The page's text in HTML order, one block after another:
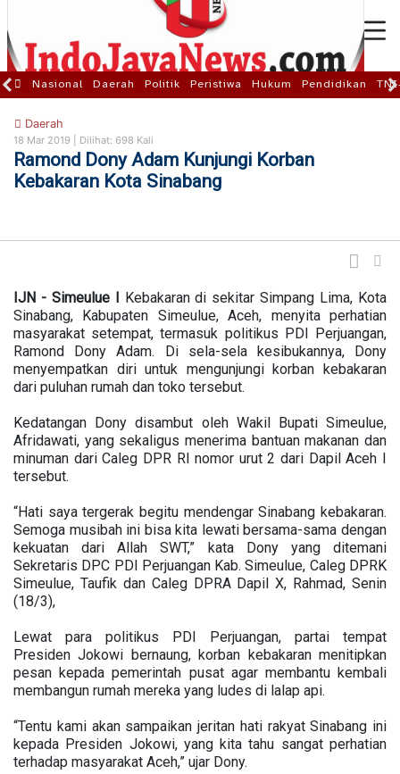
Nasional Daerah Politik Peristiwa Hukum Pendidikan
Daerah
18 Mar 2019 | Dilihat: 698 Kali
Ramond Dony Adam Kunjungi Korban
Kebakaran Kota Sinabang
IJN - Simeulue I Kebakaran di sekitar Simpang Lima, Kota
Sinabang, Kabupaten Simeulue, Aceh, menyita perhatian
masyarakat setempat, termasuk politikus PDI Perjuangan,
Ramond Dony Adam. Di sela-sela kesibukannya, Dony
menyempatkan diri untuk mengunjungi korban kebakaran
dari puluhan rumah dan toko tersebut.
Kedatangan Dony disambut oleh Wakil Bupati Simeulue,
Afridawati, yang sekaligus menerima bantuan makanan dan
minuman dari Caleg DPR RI nomor urut 2 dari Dapil Aceh I
tersebut.
“Hati saya tergerak begitu mendengar Sinabang kebakaran.
Semoga musibah ini bisa kita lewati bersama-sama dengan
kekuatan dari Allah SWT,” kata Dony yang ditemani
Sekretaris DPC PDI Perjuangan Kab. Simeulue, Caleg DPRK
Simeulue, Taufik dan Caleg DPRA Dapil X, Rahmad, Senin
(18/3),
Lewat para politikus PDI Perjuangan, partai tempat
Presiden Jokowi bernaung, korban kebakaran menitipkan
pesan kepada pemerintah pusat agar membantu kembali
membangun rumah mereka yang ludes di lalap api.
“Tentu kami akan sampaikan jeritan hati rakyat Sinabang ini
kepada Presiden Jokowi, yang kita tahu sangat perhatian
terhadap masyarakat Aceh,” ujar Dony.